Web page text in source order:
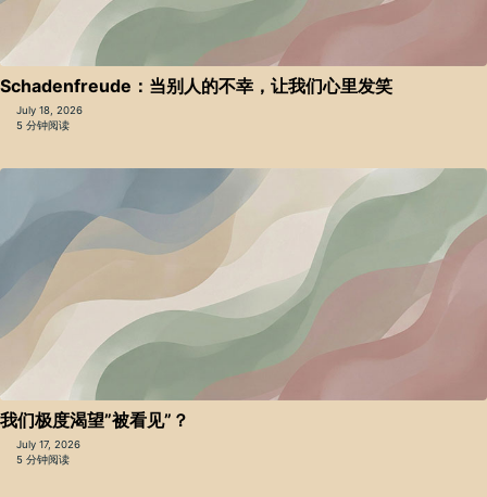
Schadenfreude：当别人的不幸，让我们心里发笑
July 18, 2026
5 分钟阅读
我们极度渴望”被看见”？
July 17, 2026
5 分钟阅读